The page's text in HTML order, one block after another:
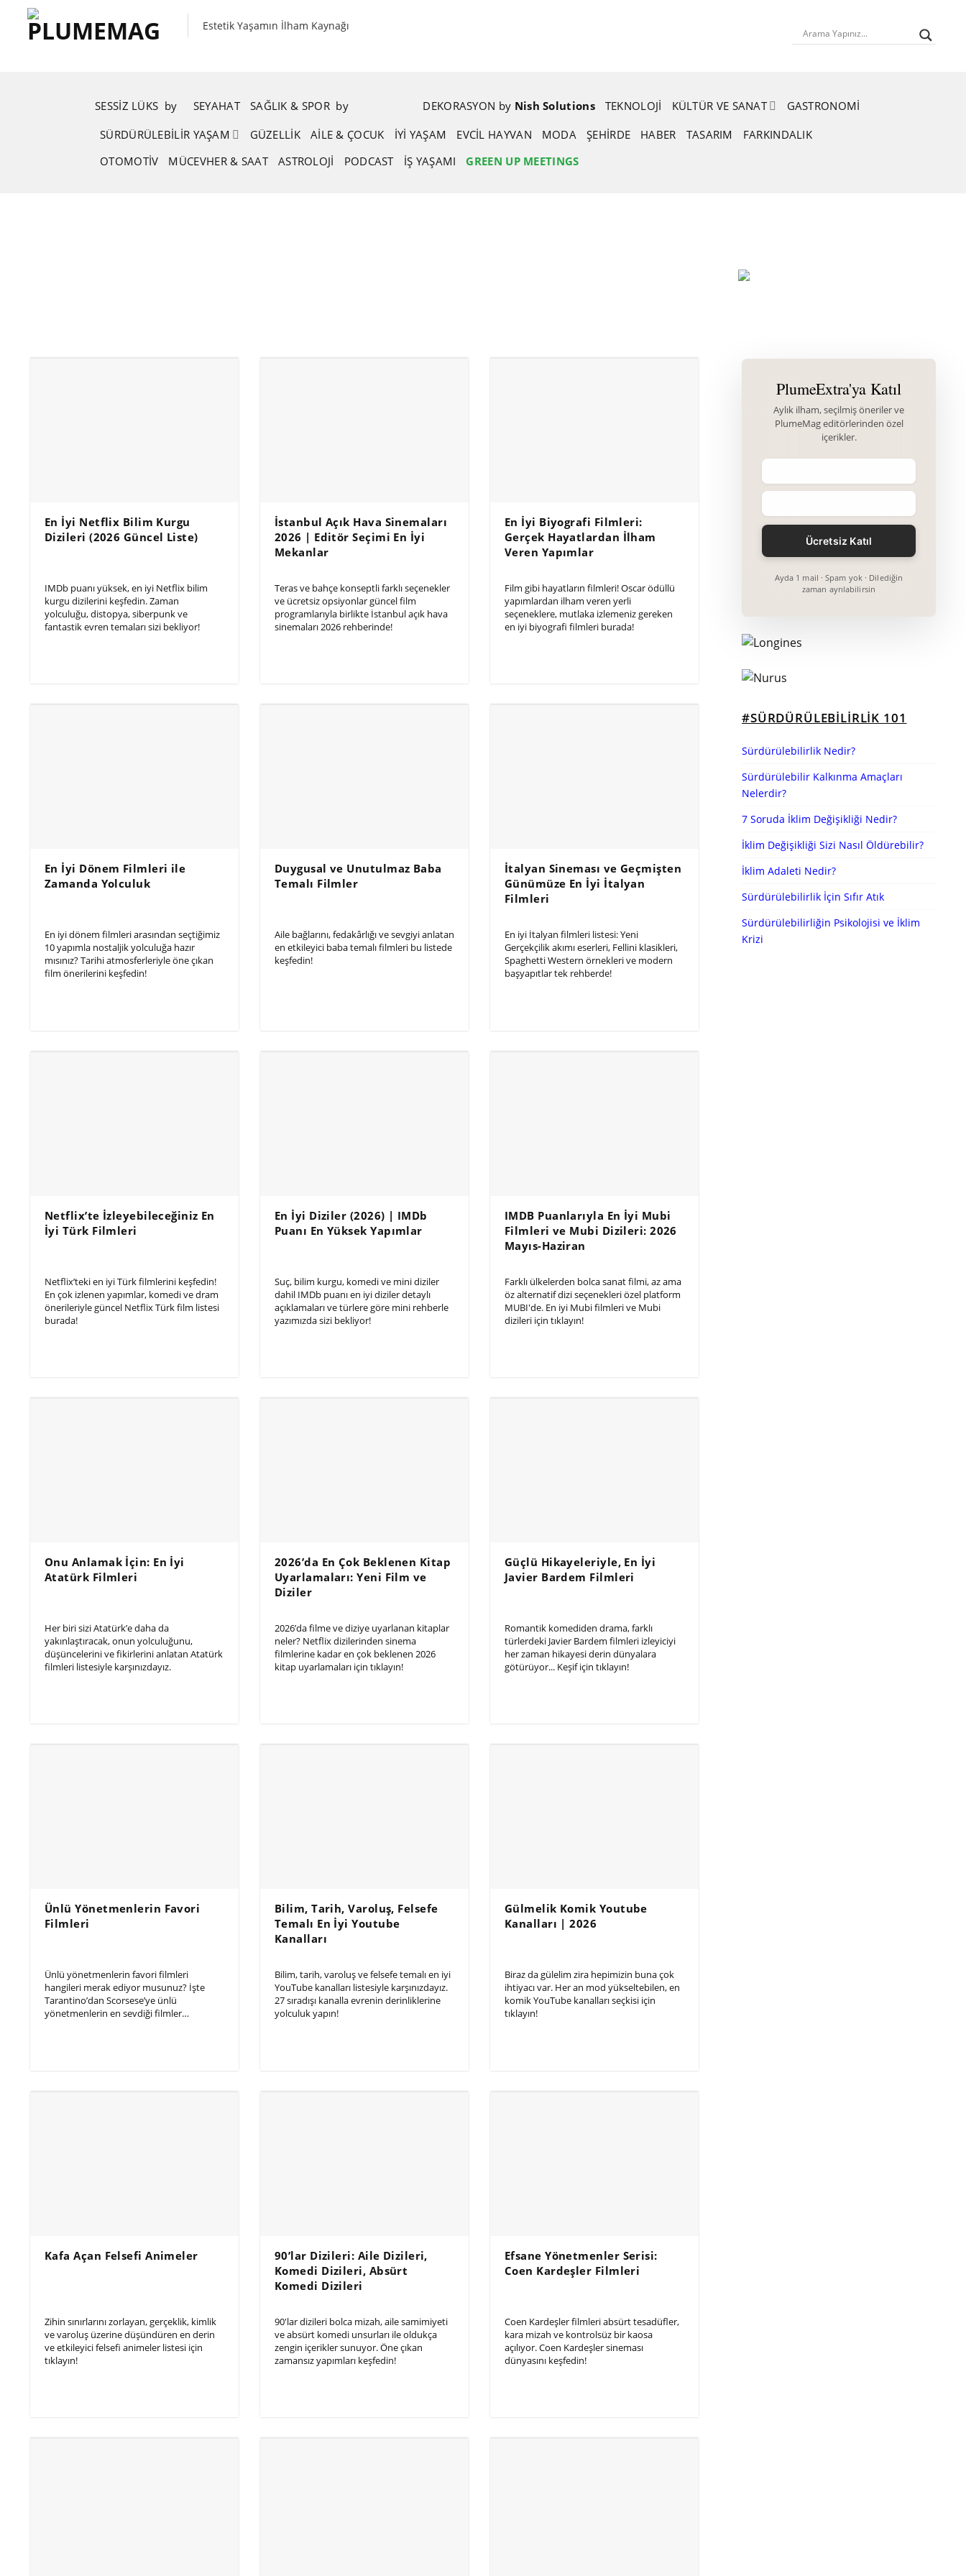
content
Estetik Yaşamın İlham Kaynağı
SESSIZ LÜKS by SEYAHAT SAĞLIK & SPOR by DEKORASYON by Nish Solutions TEKNOLOJI KÜLTÜR VE SANAT
GASTRONOMI
SÜRDÜRÜLEBILIR YAŞAM
GÜZELLIK AİLE & ÇOCUK İYİ YAŞAM EVCIL HAYVAN MODA ŞEHIRDE HABER TASARIM
FARKINDALIK
OTOMOTIV
MÜCEVHER & SAAT ASTROLOJI PODCAST İŞ YAŞAMI GREEN UP MEETINGS
En İyi Netflix Bilim Kurgu
Dizileri (2026 Güncel Liste)
IMDb puanı yüksek, en iyi Netflix bilim
kurgu dizilerini keşfedin. Zaman
yolculuğu, distopya, siberpunk ve
fantastik evren temaları sizi bekliyor!
İstanbul Açık Hava Sinemaları
2026 | Editör Seçimi En İyi
Mekanlar
Teras ve bahçe konseptli farklı seçenekler
ve ücretsiz opsiyonlar güncel film
programlarıyla birlikte İstanbul açık hava
sinemaları 2026 rehberinde!
En İyi Biyografi Filmleri:
Gerçek Hayatlardan İlham
Veren Yapımlar
Film gibi hayatların filmleri! Oscar ödüllü
yapımlardan ilham veren yerli
seçeneklere, mutlaka izlemeniz gereken
en iyi biyografi filmleri burada!
En İyi Dönem Filmleri ile
Zamanda Yolculuk
En iyi dönem filmleri arasından seçtiğimiz
10 yapımla nostaljik yolculuğa hazır
mısınız? Tarihi atmosferleriyle öne çıkan
film önerilerini keşfedin!
Duygusal ve Unutulmaz Baba
Temalı Filmler
Aile bağlarını, fedakârlığı ve sevgiyi anlatan
en etkileyici baba temalı filmleri bu listede
keşfedin!
İtalyan Sineması ve Geçmişten
Günümüze En İyi İtalyan
Filmleri
En iyi İtalyan filmleri listesi: Yeni
Gerçekçilik akımı eserleri, Fellini klasikleri,
Spaghetti Western örnekleri ve modern
başyapıtlar tek rehberde!
Netflix’te İzleyebileceğiniz En
İyi Türk Filmleri
Netflix’teki en iyi Türk filmlerini keşfedin!
En çok izlenen yapımlar, komedi ve dram
önerileriyle güncel Netflix Türk film listesi
burada!
En İyi Diziler (2026) | IMDb
Puanı En Yüksek Yapımlar
Suç, bilim kurgu, komedi ve mini diziler
dahil IMDb puanı en iyi diziler detaylı
açıklamaları ve türlere göre mini rehberle
yazımızda sizi bekliyor!
IMDB Puanlarıyla En İyi Mubi
Filmleri ve Mubi Dizileri: 2026
Mayıs-Haziran
Farklı ülkelerden bolca sanat filmi, az ama
öz alternatif dizi seçenekleri özel platform
MUBI'de. En iyi Mubi filmleri ve Mubi
dizileri için tıklayın!
Onu Anlamak İçin: En İyi
Atatürk Filmleri
Her biri sizi Atatürk’e daha da
yakınlaştıracak, onun yolculuğunu,
düşüncelerini ve fikirlerini anlatan Atatürk
filmleri listesiyle karşınızdayız.
2026’da En Çok Beklenen Kitap
Uyarlamaları: Yeni Film ve
Diziler
2026’da filme ve diziye uyarlanan kitaplar
neler? Netflix dizilerinden sinema
filmlerine kadar en çok beklenen 2026
kitap uyarlamaları için tıklayın!
Güçlü Hikayeleriyle, En İyi
Javier Bardem Filmleri
Romantik komediden drama, farklı
türlerdeki Javier Bardem filmleri izleyiciyi
her zaman hikayesi derin dünyalara
götürüyor... Keşif için tıklayın!
Ünlü Yönetmenlerin Favori
Filmleri
Ünlü yönetmenlerin favori filmleri
hangileri merak ediyor musunuz? İşte
Tarantino’dan Scorsese’ye ünlü
yönetmenlerin en sevdiği filmler…
Bilim, Tarih, Varoluş, Felsefe
Temalı En İyi Youtube
Kanalları
Bilim, tarih, varoluş ve felsefe temalı en iyi
YouTube kanalları listesiyle karşınızdayız.
27 sıradışı kanalla evrenin derinliklerine
yolculuk yapın!
Gülmelik Komik Youtube
Kanalları | 2026
Biraz da gülelim zira hepimizin buna çok
ihtiyacı var. Her an mod yükseltebilen, en
komik YouTube kanalları seçkisi için
tıklayın!
Kafa Açan Felsefi Animeler
Zihin sınırlarını zorlayan, gerçeklik, kimlik
ve varoluş üzerine düşündüren en derin
ve etkileyici felsefi animeler listesi için
tıklayın!
90’lar Dizileri: Aile Dizileri,
Komedi Dizileri, Absürt
Komedi Dizileri
90'lar dizileri bolca mizah, aile samimiyeti
ve absürt komedi unsurları ile oldukça
zengin içerikler sunuyor. Öne çıkan
zamansız yapımları keşfedin!
Efsane Yönetmenler Serisi:
Coen Kardeşler Filmleri
Coen Kardeşler filmleri absürt tesadüfler,
kara mizah ve kontrolsüz bir kaosa
açılıyor. Coen Kardeşler sineması
dünyasını keşfedin!
PlumeExtra'ya Katıl
Aylık ilham, seçilmiş öneriler ve
PlumeMag editörlerinden özel
içerikler.
Ayda 1 mail · Spam yok · Dilediğin
zaman ayrılabilirsin
#SÜRDÜRÜLEBILIRLIK 101
Sürdürülebilirlik Nedir?
Sürdürülebilir Kalkınma Amaçları
Nelerdir?
7 Soruda İklim Değişikliği Nedir?
İklim Değişikliği Sizi Nasıl Öldürebilir?
İklim Adaleti Nedir?
Sürdürülebilirlik İçin Sıfır Atık
Sürdürülebilirliğin Psikolojisi ve İklim
Krizi